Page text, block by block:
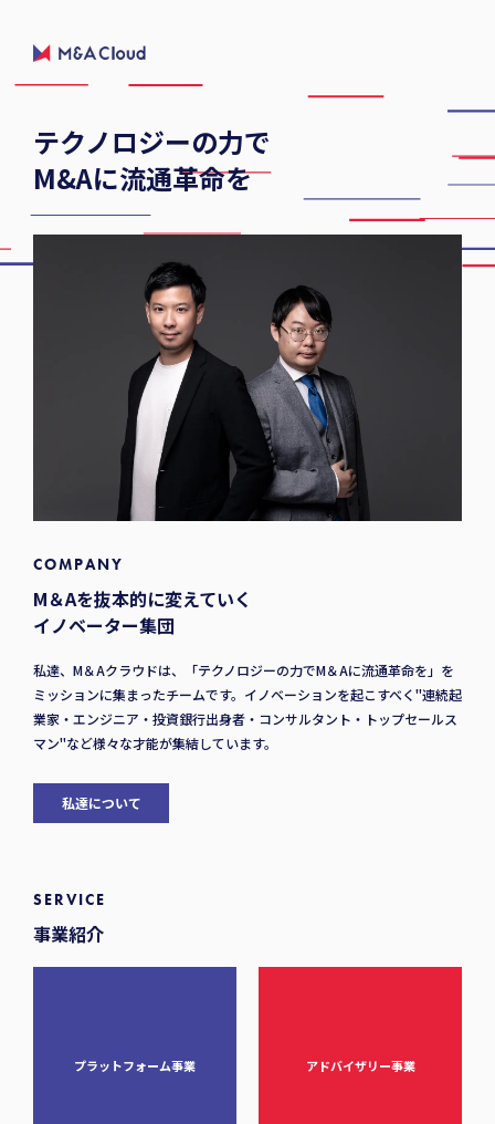
テクノロジーの力で
M&Aに流通革命を
COMPANY
M＆Aを抜本的に変えていく
イノベーター集団
私達、M＆Aクラウドは、「テクノロジーの力でM＆Aに流通革命を」を
ミッションに集まったチームです。イノベーションを起こすべく"連続起
業家・エンジニア・投資銀行出身者・コンサルタント・トップセールス
マン"など様々な才能が集結しています。
私達について
SERVICE
事業紹介
プラットフォーム事業 アドバイザリー事業